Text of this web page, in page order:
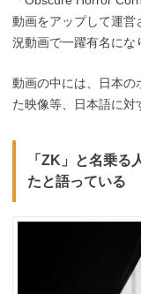
動画をアップして運営
況動画で一躍有名にな
動画の中には、日本の
た映像等、日本語に対
「ZK」と名乗る
たと語っている